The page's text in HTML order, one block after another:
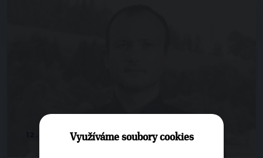
12. 9. 2022Využíváme soubory cookies